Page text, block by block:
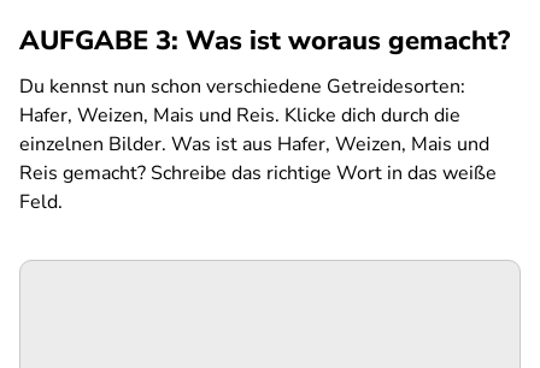
AUFGABE 3: Was ist woraus gemacht?
Du kennst nun schon verschiedene Getreidesorten:
Hafer, Weizen, Mais und Reis. Klicke dich durch die
einzelnen Bilder. Was ist aus Hafer, Weizen, Mais und
Reis gemacht? Schreibe das richtige Wort in das weiße
Feld.
SPA